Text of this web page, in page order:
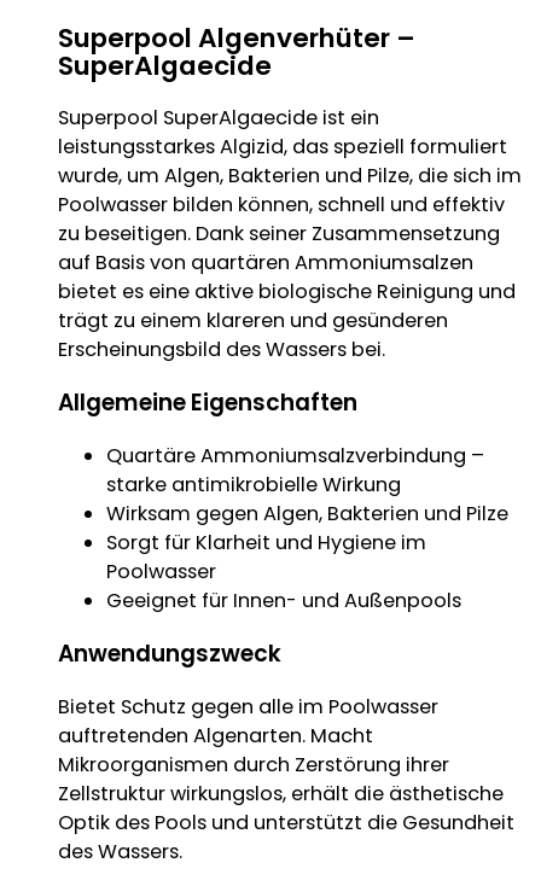
Superpool Algenverhüter –
SuperAlgaecide
Superpool SuperAlgaecide ist ein
leistungsstarkes Algizid, das speziell formuliert
wurde, um Algen, Bakterien und Pilze, die sich im
Poolwasser bilden können, schnell und effektiv
zu beseitigen. Dank seiner Zusammensetzung
auf Basis von quartären Ammoniumsalzen
bietet es eine aktive biologische Reinigung und
trägt zu einem klareren und gesünderen
Erscheinungsbild des Wassers bei.
Allgemeine Eigenschaften
Quartäre Ammoniumsalzverbindung –
starke antimikrobielle Wirkung
Wirksam gegen Algen, Bakterien und Pilze
Sorgt für Klarheit und Hygiene im
Poolwasser
Geeignet für Innen- und Außenpools
Anwendungszweck
Bietet Schutz gegen alle im Poolwasser
auftretenden Algenarten. Macht
Mikroorganismen durch Zerstörung ihrer
Zellstruktur wirkungslos, erhält die ästhetische
Optik des Pools und unterstützt die Gesundheit
des Wassers.